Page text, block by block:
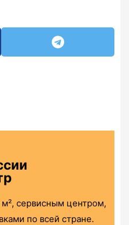
сервисным центром,
по всей стране.